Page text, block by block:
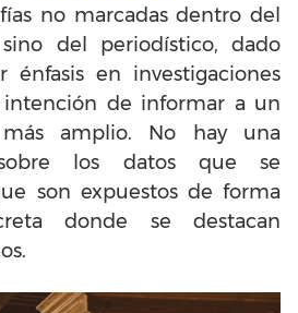
no marcadas dentro del
del periodístico, dado
énfasis en investigaciones
de informar a un
amplio. No hay una
sobre los datos que se
son expuestos de forma
donde se destacan